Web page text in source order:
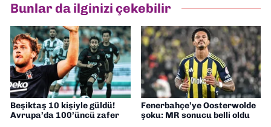
Bunlar da ilginizi çekebilir
Beşiktaş 10 kişiyle güldü!
Avrupa’da 100’üncü zafer
Fenerbahçe’ye Oosterwolde
şoku: MR sonucu belli oldu